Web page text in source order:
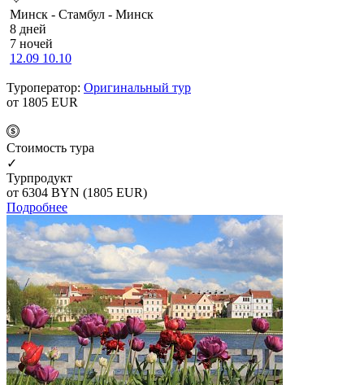
Минск - Стамбул - Минск
8 дней
7 ночей
12.09 10.10
Туроператор: Оригинальный тур
от 1805 EUR
Cтоимость тура
✓
Турпродукт
от 6304 BYN (1805 EUR)
Подробнее